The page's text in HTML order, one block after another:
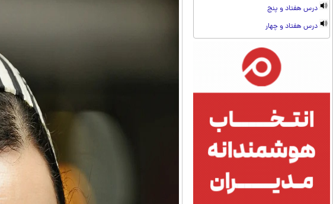
درس هفتاد و پنج
درس هفتاد و چهار